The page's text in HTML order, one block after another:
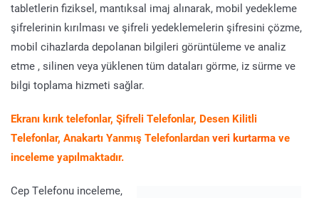
tabletlerin fiziksel, mantıksal imaj alınarak, mobil yedekleme
şifrelerinin kırılması ve şifreli yedeklemelerin şifresini çözme,
mobil cihazlarda depolanan bilgileri görüntüleme ve analiz
etme , silinen veya yüklenen tüm dataları görme, iz sürme ve
bilgi toplama hizmeti sağlar.
Ekranı kırık telefonlar, Şifreli Telefonlar, Desen Kilitli
Telefonlar, Anakartı Yanmış Telefonlardan veri kurtarma ve
inceleme yapılmaktadır.
Cep Telefonu inceleme,